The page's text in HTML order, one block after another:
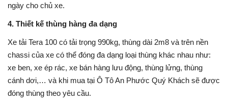
ngày cho chủ xe.
4. Thiết kế thùng hàng đa dạng
Xe tải Tera 100 có tải trọng 990kg, thùng dài 2m8 và trên nền
chassi của xe có thể đóng đa dạng loại thùng khác nhau như:
xe ben, xe ép rác, xe bán hàng lưu động, thùng lửng, thùng
cánh dơi,… và khi mua tại Ô Tô An Phước Quý Khách sẽ được
đóng thùng theo yêu cầu.